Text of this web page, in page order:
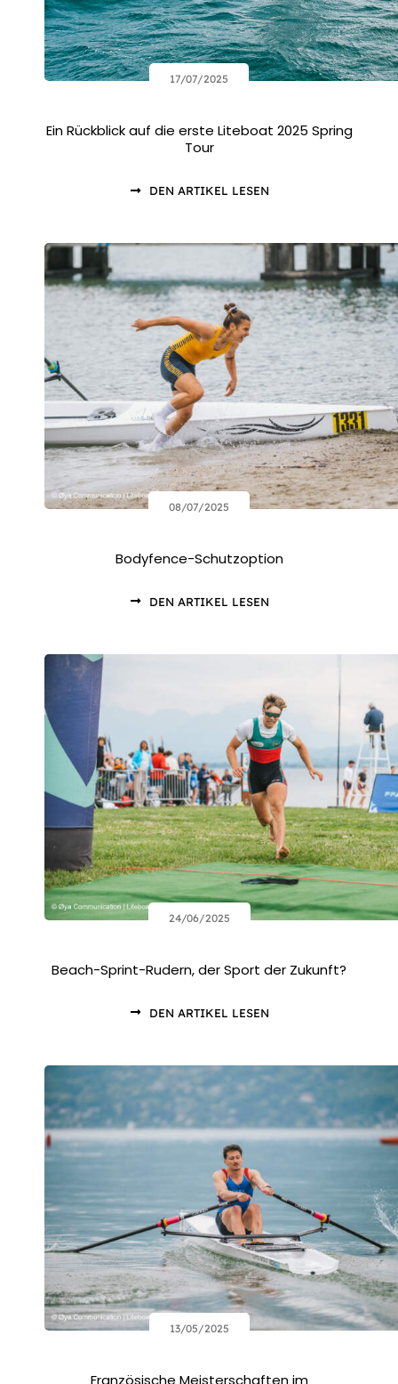
17/07/2025
Ein Rückblick auf die erste Liteboat 2025 Spring
Tour
DEN ARTIKEL LESEN
08/07/2025
Bodyfence-Schutzoption
DEN ARTIKEL LESEN
24/06/2025
Beach-Sprint-Rudern, der Sport der Zukunft?
DEN ARTIKEL LESEN
13/05/2025
Französische Meisterschaften im